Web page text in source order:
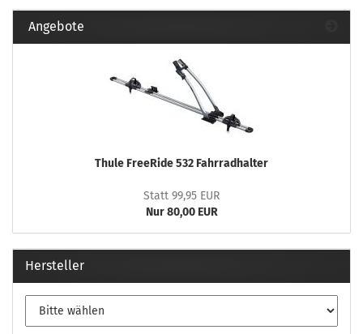
Angebote
Thule FreeRide 532 Fahrradhalter
Statt 99,95 EUR
Nur 80,00 EUR
Hersteller